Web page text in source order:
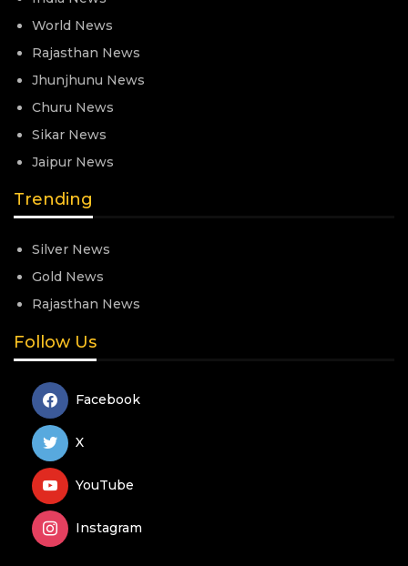
World News
Rajasthan News
Jhunjhunu News
Churu News
Sikar News
Jaipur News
Trending
Silver News
Gold News
Rajasthan News
Follow Us
Facebook
X
YouTube
Instagram